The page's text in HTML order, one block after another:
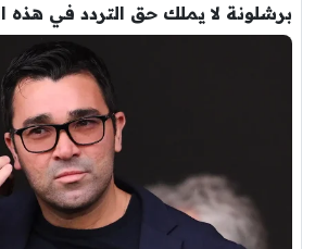
برشلونة لا يملك حق التردد في هذه